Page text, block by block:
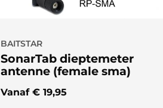
BAITSTAR
SonarTab dieptemeter
antenne (female sma)
Vanaf €19,95